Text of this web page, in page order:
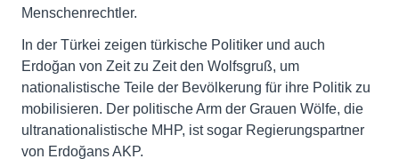
Menschenrechtler.
In der Türkei zeigen türkische Politiker und auch
Erdoğan von Zeit zu Zeit den Wolfsgruß, um
nationalistische Teile der Bevölkerung für ihre Politik zu
mobilisieren. Der politische Arm der Grauen Wölfe, die
ultranationalistische MHP, ist sogar Regierungspartner
von Erdoğans AKP.